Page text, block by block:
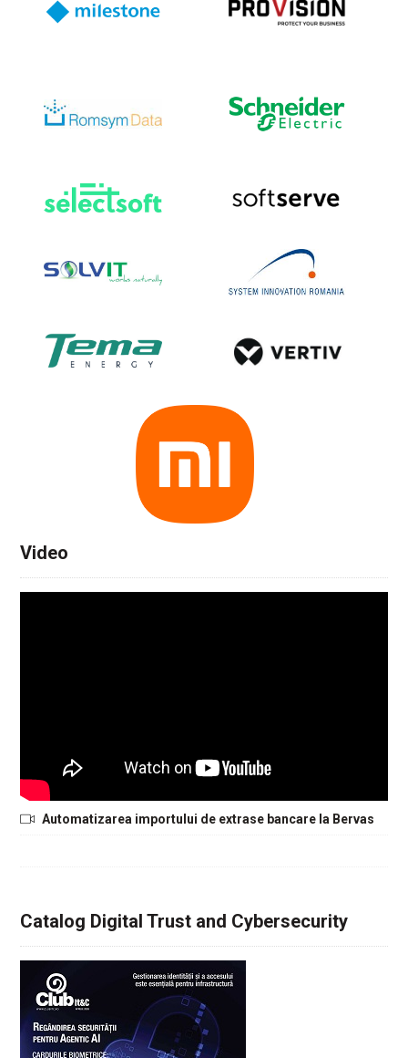
Video
Automatizarea importului de extrase bancare la Bervas
Catalog Digital Trust and Cybersecurity